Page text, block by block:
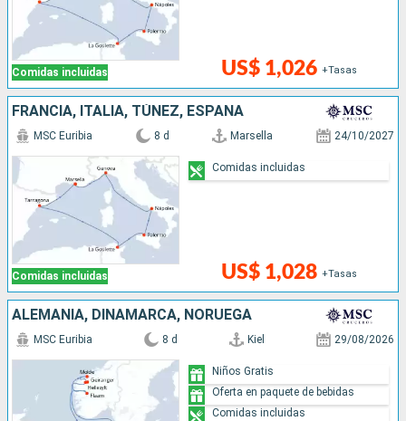
Comidas incluidas US$ 1,026 +Tasas
FRANCIA, ITALIA, TÚNEZ, ESPAÑA
Comidas incluidas
MSC Euribia 8 d Marsella 24/10/2027
US$ 1,028 +Tasas
Comidas incluidas
ALEMANIA, DINAMARCA, NORUEGA
MSC Euribia 8 d Kiel 29/08/2026
Niños Gratis
Oferta en paquete de bebidas
Comidas incluidas